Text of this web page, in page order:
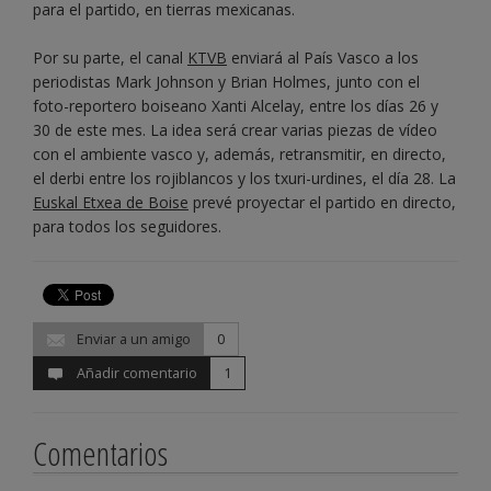
para el partido, en tierras mexicanas.
Por su parte, el canal KTVB enviará al País Vasco a los
periodistas Mark Johnson y Brian Holmes, junto con el
foto-reportero boiseano Xanti Alcelay, entre los días 26 y
30 de este mes. La idea será crear varias piezas de vídeo
con el ambiente vasco y, además, retransmitir, en directo,
el derbi entre los rojiblancos y los txuri-urdines, el día 28. La
Euskal Etxea de Boise prevé proyectar el partido en directo,
para todos los seguidores.
Enviar a un amigo
0
Añadir comentario
1
Comentarios